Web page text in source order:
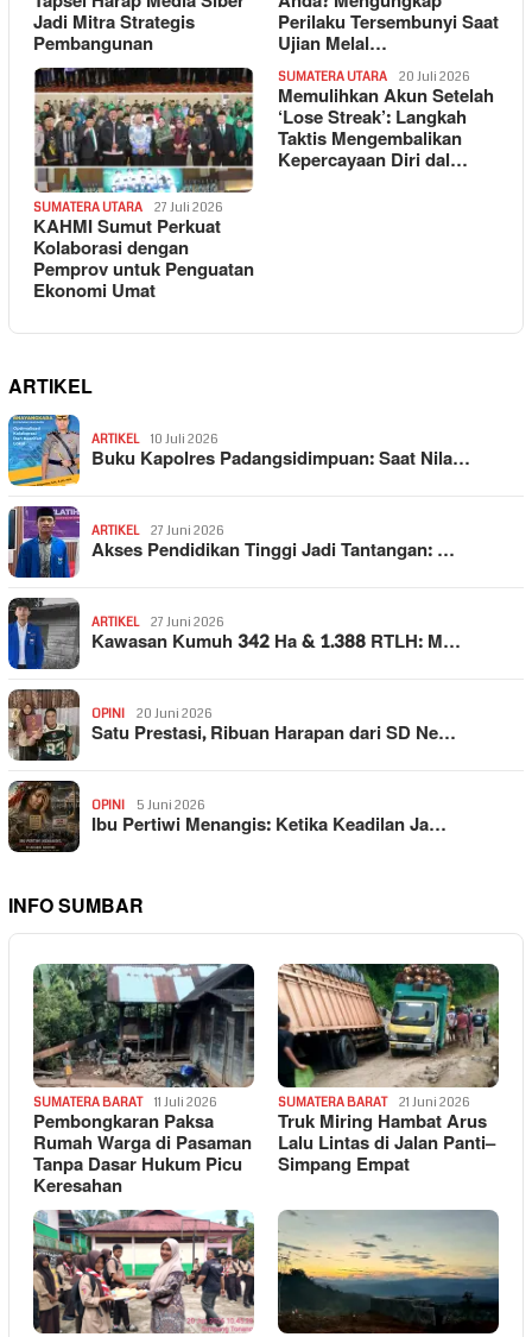
Jadi Mitra Strategis
Pembangunan
Perilaku Tersembunyi Saat
Ujian Melal…
SUMATERA UTARA 27 Juli 2026
KAHMI Sumut Perkuat
Kolaborasi dengan
Pemprov untuk Penguatan
Ekonomi Umat
SUMATERA UTARA 20 Juli 2026
Memulihkan Akun Setelah
‘Lose Streak’: Langkah
Taktis Mengembalikan
Kepercayaan Diri dal…
ARTIKEL
ARTIKEL 10 Juli 2026
Buku Kapolres Padangsidimpuan: Saat Nila…
ARTIKEL 27 Juni 2026
Akses Pendidikan Tinggi Jadi Tantangan: …
ARTIKEL 27 Juni 2026
Kawasan Kumuh 342 Ha & 1.388 RTLH: M…
OPINI 20 Juni 2026
Satu Prestasi, Ribuan Harapan dari SD Ne…
OPINI 5 Juni 2026
Ibu Pertiwi Menangis: Ketika Keadilan Ja…
INFO SUMBAR
SUMATERA BARAT 11 Juli 2026
Pembongkaran Paksa
Rumah Warga di Pasaman
Tanpa Dasar Hukum Picu
Keresahan
SUMATERA BARAT 21 Juni 2026
Truk Miring Hambat Arus
Lalu Lintas di Jalan Panti–
Simpang Empat